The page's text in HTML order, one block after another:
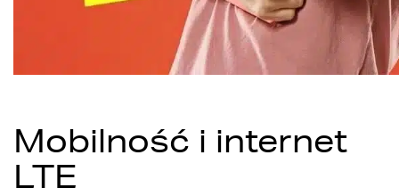
Mobilność i internet
LTE